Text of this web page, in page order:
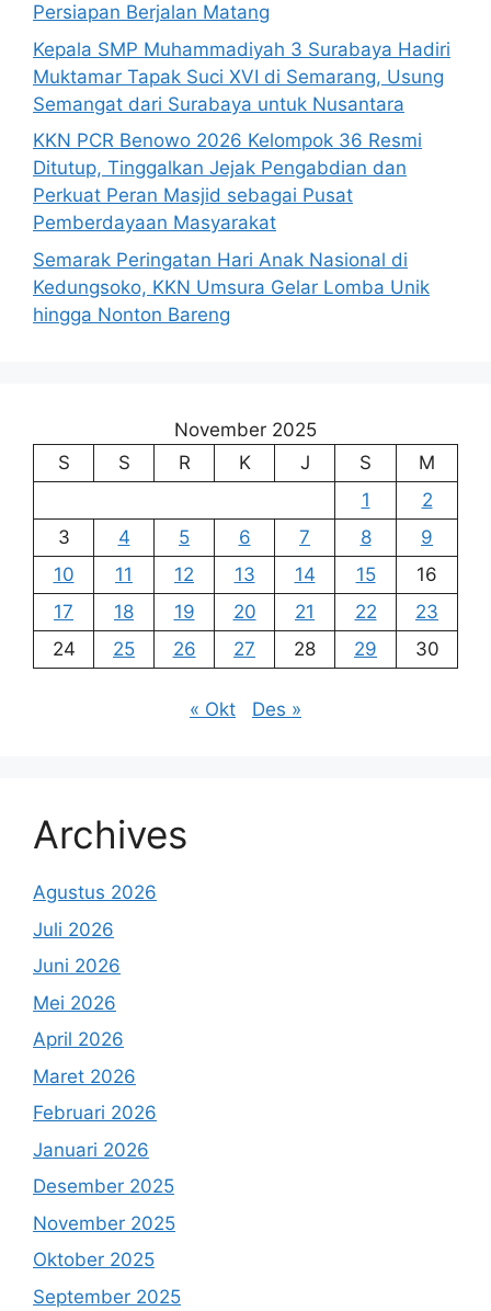
Persiapan Berjalan Matang
Kepala SMP Muhammadiyah 3 Surabaya Hadiri
Muktamar Tapak Suci XVI di Semarang, Usung
Semangat dari Surabaya untuk Nusantara
KKN PCR Benowo 2026 Kelompok 36 Resmi
Ditutup, Tinggalkan Jejak Pengabdian dan
Perkuat Peran Masjid sebagai Pusat
Pemberdayaan Masyarakat
Semarak Peringatan Hari Anak Nasional di
Kedungsoko, KKN Umsura Gelar Lomba Unik
hingga Nonton Bareng
November 2025
S
S R K J S
M
1
2
3
4 5 6 7 8
9
10
11 12 13 14 15
16
17
18 19 20 21 22
23
24
25 26 27 28 29 30
« Okt Des »
Archives
Agustus 2026
Juli 2026
Juni 2026
Mei 2026
April 2026
Maret 2026
Februari 2026
Januari 2026
Desember 2025
November 2025
Oktober 2025
September 2025